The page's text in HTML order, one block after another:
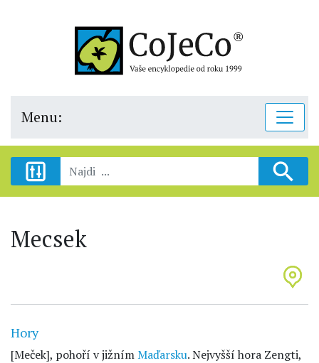
Menu:
Mecsek
Hory
[Meček], pohoří v jižnímMaďarsku. Nejvyšší hora Zengti,